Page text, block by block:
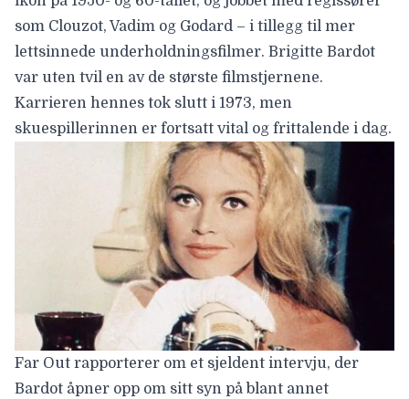
som Clouzot, Vadim og Godard – i tillegg til mer
lettsinnede underholdningsfilmer. Brigitte Bardot
var uten tvil en av de største filmstjernene.
Karrieren hennes tok slutt i 1973, men
skuespillerinnen er fortsatt vital og frittalende i dag.
Far Out rapporterer om et sjeldent intervju, der
Bardot åpner opp om sitt syn på blant annet